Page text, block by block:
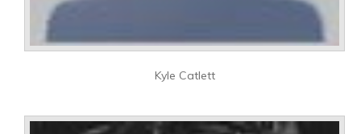
Kyle Catlett